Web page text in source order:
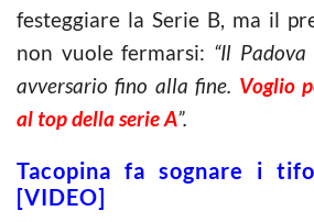
festeggiare la Serie B, ma il
non vuole fermarsi: “Il
avversario fino alla fine. Voglio
al top della serie A”.
Tacopina fa sognare i
[VIDEO]